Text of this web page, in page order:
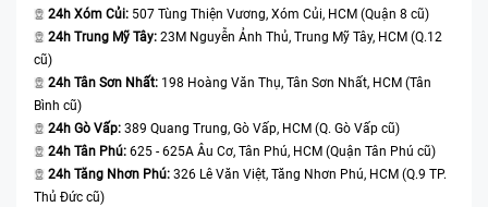
24h Xóm Củi: 507 Tùng Thiện Vương, Xóm Củi, HCM (Quận 8 cũ)
24h Trung Mỹ Tây: 23M Nguyễn Ảnh Thủ, Trung Mỹ Tây, HCM (Q.12
cũ)
24h Tân Sơn Nhất: 198 Hoàng Văn Thụ, Tân Sơn Nhất, HCM (Tân
Bình cũ)
24h Gò Vấp: 389 Quang Trung, Gò Vấp, HCM (Q. Gò Vấp cũ)
24h Tân Phú: 625 - 625A Âu Cơ, Tân Phú, HCM (Quận Tân Phú cũ)
24h Tăng Nhơn Phú: 326 Lê Văn Việt, Tăng Nhơn Phú, HCM (Q.9 TP.
Thủ Đức cũ)